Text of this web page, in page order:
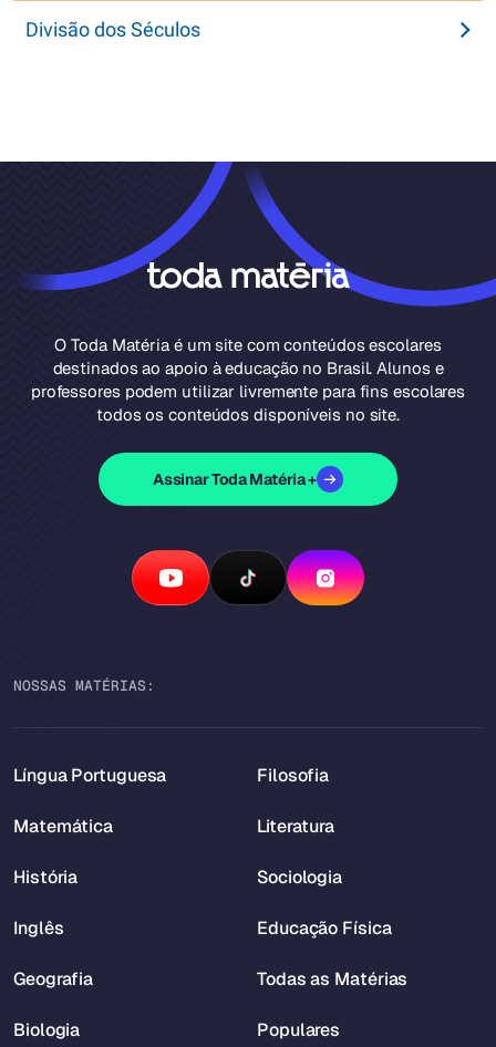
Divisão dos Séculos
O Toda Matéria é um site com conteúdos escolares
destinados ao apoio à educação no Brasil. Alunos e
professores podem utilizar livremente para fins escolares
todos os conteúdos disponíveis no site.
Assinar Toda Matéria +
NOSSAS MATÉRIAS:
Língua Portuguesa
Matemática
História
Inglês
Geografia
Biologia
Filosofia
Literatura
Sociologia
Educação Física
Todas as Matérias
Populares